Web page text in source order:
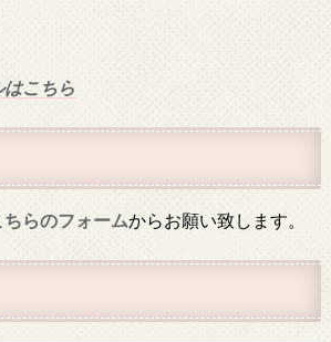
こちら
ちらのフォームからお願い致します。